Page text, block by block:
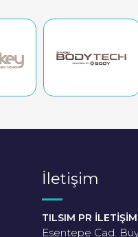
İletişim
TILSIM PR
Esentepe Cad.